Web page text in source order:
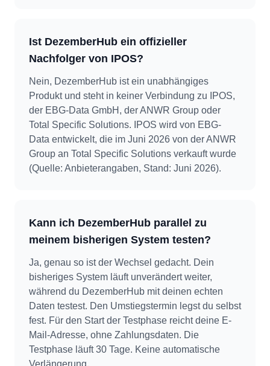
Ist DezemberHub ein offizieller
Nachfolger von IPOS?
Nein, DezemberHub ist ein unabhängiges
Produkt und steht in keiner Verbindung zu IPOS,
der EBG-Data GmbH, der ANWR Group oder
Total Specific Solutions. IPOS wird von EBG-
Data entwickelt, die im Juni 2026 von der ANWR
Group an Total Specific Solutions verkauft wurde
(Quelle: Anbieterangaben, Stand: Juni 2026).
Kann ich DezemberHub parallel zu
meinem bisherigen System testen?
Ja, genau so ist der Wechsel gedacht. Dein
bisheriges System läuft unverändert weiter,
während du DezemberHub mit deinen echten
Daten testest. Den Umstiegstermin legst du selbst
fest. Für den Start der Testphase reicht deine E-
Mail-Adresse, ohne Zahlungsdaten. Die
Testphase läuft 30 Tage. Keine automatische
Verlängerung.